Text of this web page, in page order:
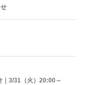
｜3/31（火）20:00～